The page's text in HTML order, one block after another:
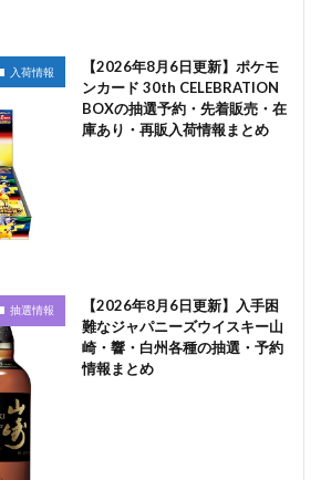
入荷情報
【2026年8月6日更新】ポケモ
ンカード 30th CELEBRATION
BOXの抽選予約・先着販売・在
庫あり・再販入荷情報まとめ
抽選情報
【2026年8月6日更新】入手困
難なジャパニーズウイスキー山
崎・響・白州各種の抽選・予約
情報まとめ